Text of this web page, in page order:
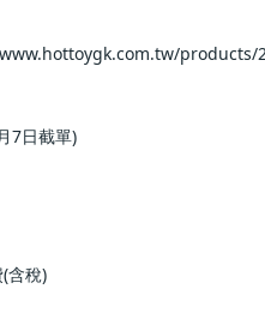
www.hottoygk.com.tw/
Ver.(7月7日截單)
遞運費(含稅)